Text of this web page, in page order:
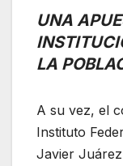
UNA
LA
A su vez, el
Instituto
Javier